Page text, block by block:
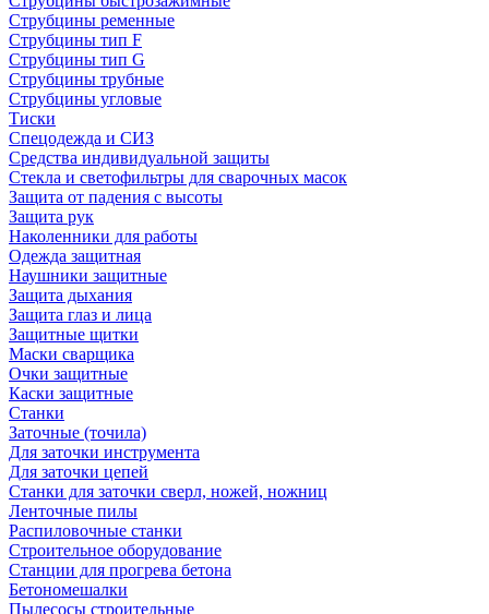
Струбцины ременные
Струбцины тип F
Струбцины тип G
Струбцины трубные
Струбцины угловые
Тиски
Спецодежда и СИЗ
Средства индивидуальной защиты
Стекла и светофильтры для сварочных масок
Защита от падения с высоты
Защита рук
Наколенники для работы
Одежда защитная
Наушники защитные
Защита дыхания
Защита глаз и лица
Защитные щитки
Маски сварщика
Очки защитные
Каски защитные
Станки
Заточные (точила)
Для заточки инструмента
Для заточки цепей
Станки для заточки сверл, ножей, ножниц
Ленточные пилы
Распиловочные станки
Строительное оборудование
Станции для прогрева бетона
Бетономешалки
Пылесосы строительные